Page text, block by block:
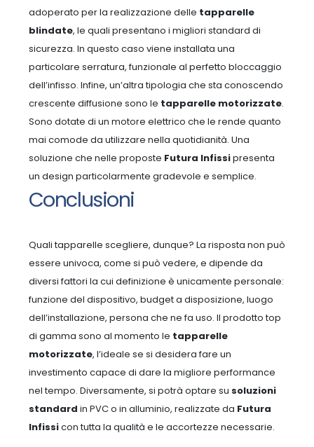
adoperato per la realizzazione delle tapparelle
blindate, le quali presentano i migliori standard di
sicurezza. In questo caso viene installata una
particolare serratura, funzionale al perfetto bloccaggio
dell’infisso. Infine, un’altra tipologia che sta conoscendo
crescente diffusione sono le tapparelle motorizzate.
Sono dotate di un motore elettrico che le rende quanto
mai comode da utilizzare nella quotidianità. Una
soluzione che nelle proposte Futura Infissipresenta
un design particolarmente gradevole e semplice.
Conclusioni
Quali tapparelle scegliere, dunque? La risposta non può
essere univoca, come si può vedere, e dipende da
diversi fattori la cui definizione è unicamente personale:
funzione del dispositivo, budget a disposizione, luogo
dell’installazione, persona che ne fa uso. Il prodotto top
di gamma sono al momento le tapparelle
motorizzate, l’ideale se si desidera fare un
investimento capace di dare la migliore performance
nel tempo. Diversamente, si potrà optare su soluzioni
standard in PVC o in alluminio, realizzate da Futura
Infissicon tutta la qualità e le accortezze necessarie.